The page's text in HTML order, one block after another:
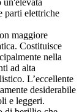
un'elevata
parti elettriche
maggiore
Costituisce
nella
ad alta
L’eccellente
desiderabile
e leggeri.